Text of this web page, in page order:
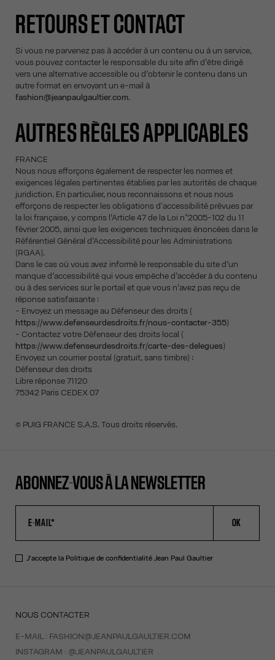
RETOURS ET CONTACT
Si vous ne parvenez pas à accéder à un contenu ou à un service,
vous pouvez contacter le responsable du site afin d’être dirigé
vers une alternative accessible ou d’obtenir le contenu dans un
autre format en envoyant un e-mail à
fashion@jeanpaulgaultier.com.
AUTRES RÈGLES APPLICABLES
FRANCE
Nous nous efforçons également de respecter les normes et
exigences légales pertinentes établies par les autorités de chaque
juridiction. En particulier, nous reconnaissons et nous nous
efforçons de respecter les obligations d'accessibilité prévues par
la loi française, y compris l’Article 47 de la Loi n°2005-102 du 11
février 2005, ainsi que les exigences techniques énoncées dans le
Référentiel Général d’Accessibilité pour les Administrations
(RGAA).
Dans le cas où vous avez informé le responsable du site d’un
manque d’accessibilité qui vous empêche d’accéder à du contenu
ou à des services sur le portail et que vous n’avez pas reçu de
réponse satisfaisante :
- Envoyez un message au Défenseur des droits (
https://www.defenseurdesdroits.fr/nous-contacter-355)
- Contactez votre Défenseur des droits local (
https://www.defenseurdesdroits.fr/carte-des-delegues)
Envoyez un courrier postal (gratuit, sans timbre) :
Défenseur des droits
Libre réponse 71120
75342 Paris CEDEX 07
© PUIG FRANCE S.A.S. Tous droits réservés.
ABONNEZ-VOUS À LA NEWSLETTER
OK
J'accepte la Politique de confidentialitéJean Paul Gaultier
NOUS CONTACTER
E-MAIL : FASHION@JEANPAULGAULTIER.COM
INSTAGRAM : @JEANPAULGAULTIER